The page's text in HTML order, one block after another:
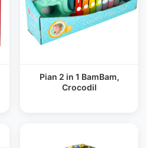
Pian 2 in 1 BamBam,
Crocodil